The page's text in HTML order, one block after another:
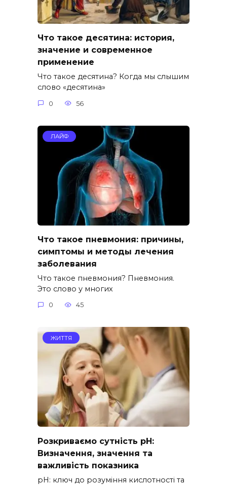
Что такое десятина: история,
значение и современное
применение
Что такое десятина? Когда мы слышим
слово «десятина»
0 56
ЛАЙФ
Что такое пневмония: причины,
симптомы и методы лечения
заболевания
Что такое пневмония? Пневмония.
Это слово у многих
0 45
ЖИТТЯ
Розкриваємо сутність pH:
Визначення, значення та
важливість показника
pH: ключ до розуміння кислотності та